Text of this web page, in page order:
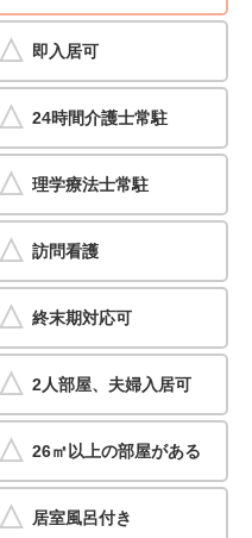
即入居可
24時間介護士常駐
理学療法士常駐
訪問看護
終末期対応可
2人部屋、夫婦入居可
26㎡以上の部屋がある
居室風呂付き